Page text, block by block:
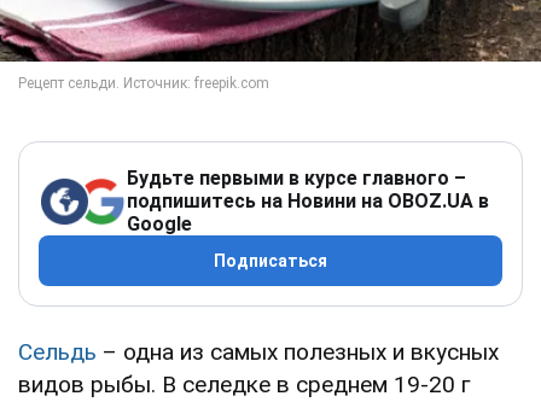
Будьте первыми в курсе главного –
подпишитесь на Новини на OBOZ.UA в
Google
Подписаться
Сельдь – одна из самых полезных и вкусных
видов рыбы. В селедке в среднем 19-20 г